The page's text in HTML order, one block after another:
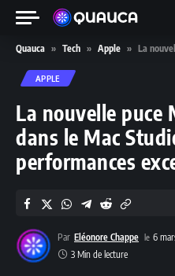
Quauca » Tech » Apple » La nouvelle puce
APPLE
La nouvelle puce
dans le Mac
performances
Par Eléonore Chappe
6
3 Min de lecture